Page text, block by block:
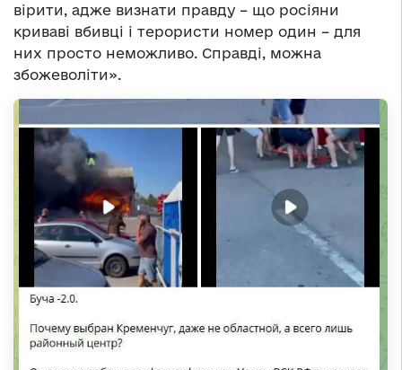
вірити, адже визнати правду – що росіяни
криваві вбивці і терористи номер один – для
них просто неможливо. Справді, можна
збожеволіти».